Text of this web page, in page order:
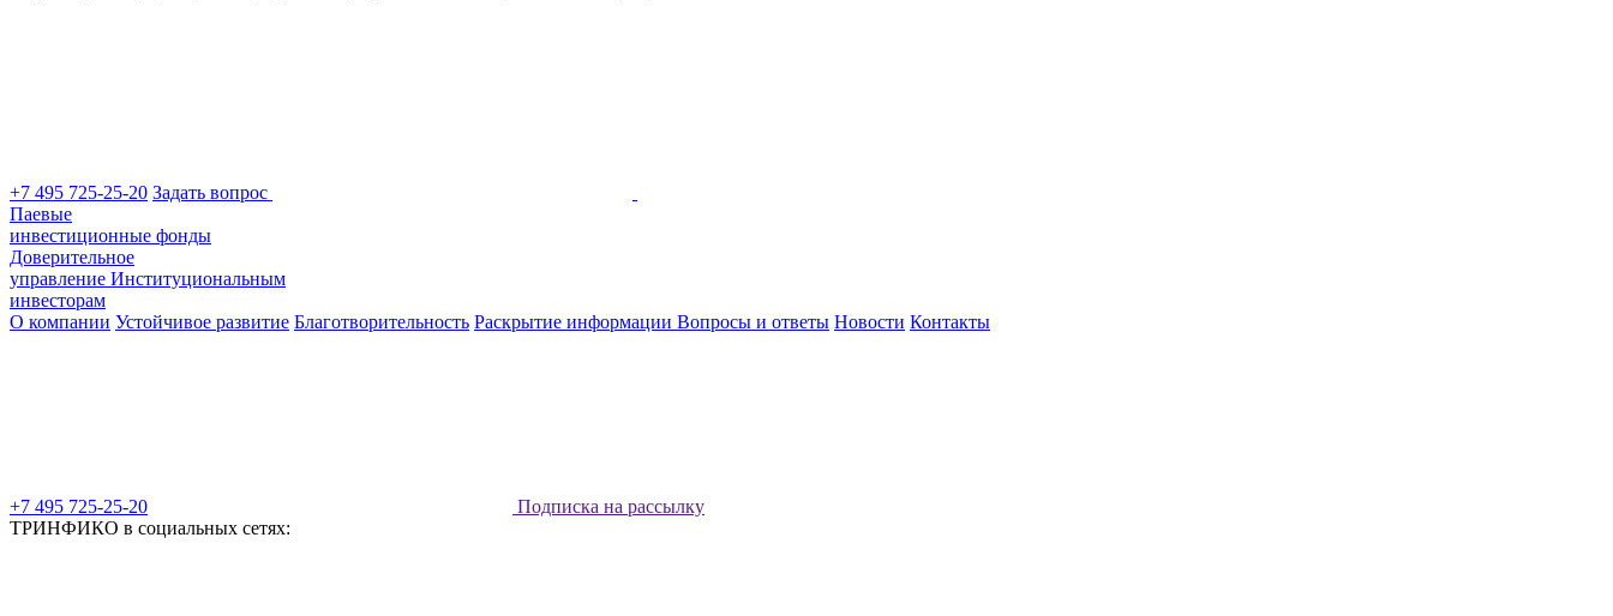
+7 495 725-25-20 Задать вопрос
Паевые
инвестиционные фонды
Доверительное
управление Институциональным
инвесторам
О компании Устойчивое развитие Благотворительность Раскрытие информации Вопросы и ответы Новости Контакты
+7 495 725-25-20
Подписка на рассылку
ТРИНФИКО в социальных сетях: